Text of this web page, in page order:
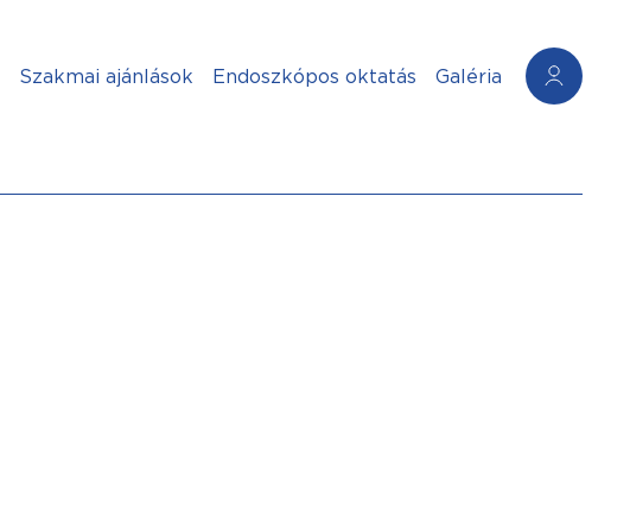
Szakmai ajánlások Endoszkópos oktatás Galéria